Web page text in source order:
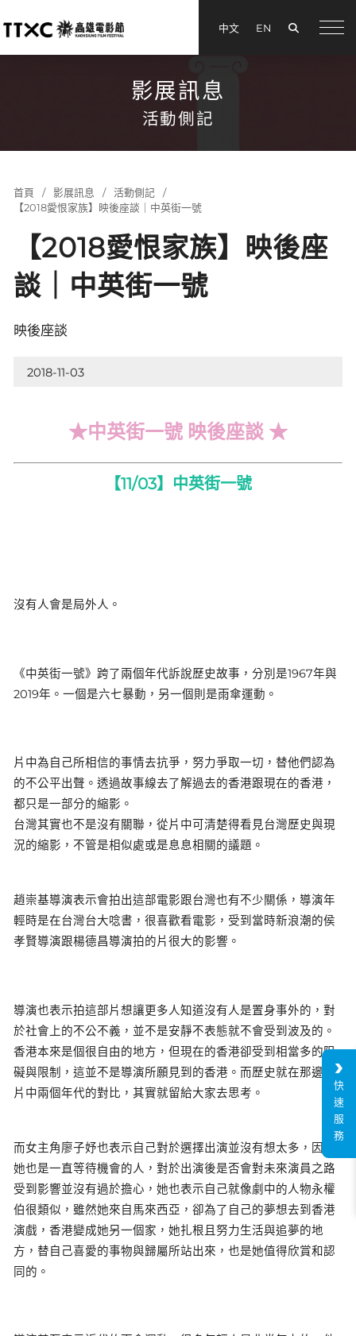
中文 EN
影展訊息
活動側記
首頁 影展訊息
活動側記
【2018愛恨家族】映後座談｜中英街一號
【2018愛恨家族】映後座
談｜中英街一號
映後座談
2018-11-03
★中英街一號 映後座談 ★
【11/03】中英街一號
沒有人會是局外人。
《中英街一號》跨了兩個年代訴說歷史故事，分別是1967年與
2019年。一個是六七暴動，另一個則是雨傘運動。
片中為自己所相信的事情去抗爭，努力爭取一切，替他們認為
的不公平出聲。透過故事線去了解過去的香港跟現在的香港，
都只是一部分的縮影。
台灣其實也不是沒有關聯，從片中可清楚得看見台灣歷史與現
況的縮影，不管是相似處或是息息相關的議題。
趙崇基導演表示會拍出這部電影跟台灣也有不少關係，導演年
輕時是在台灣台大唸書，很喜歡看電影，受到當時新浪潮的侯
孝賢導演跟楊德昌導演拍的片很大的影響。
導演也表示拍這部片想讓更多人知道沒有人是置身事外的，對
於社會上的不公不義，並不是安靜不表態就不會受到波及的。
香港本來是個很自由的地方，但現在的香港卻受到相當多的阻
礙與限制，這並不是導演所願見到的香港。而歷史就在那邊，
片中兩個年代的對比，其實就留給大家去思考。
而女主角廖子妤也表示自己對於選擇出演並沒有想太多，因為
她也是一直等待機會的人，對於出演後是否會對未來演員之路
受到影響並沒有過於擔心，她也表示自己就像劇中的人物永權
伯很類似，雖然她來自馬來西亞，卻為了自己的夢想去到香港
演戲，香港變成她另一個家，她扎根且努力生活與追夢的地
方，替自己喜愛的事物與歸屬所站出來，也是她值得欣賞和認
同的。
快
速
服
務